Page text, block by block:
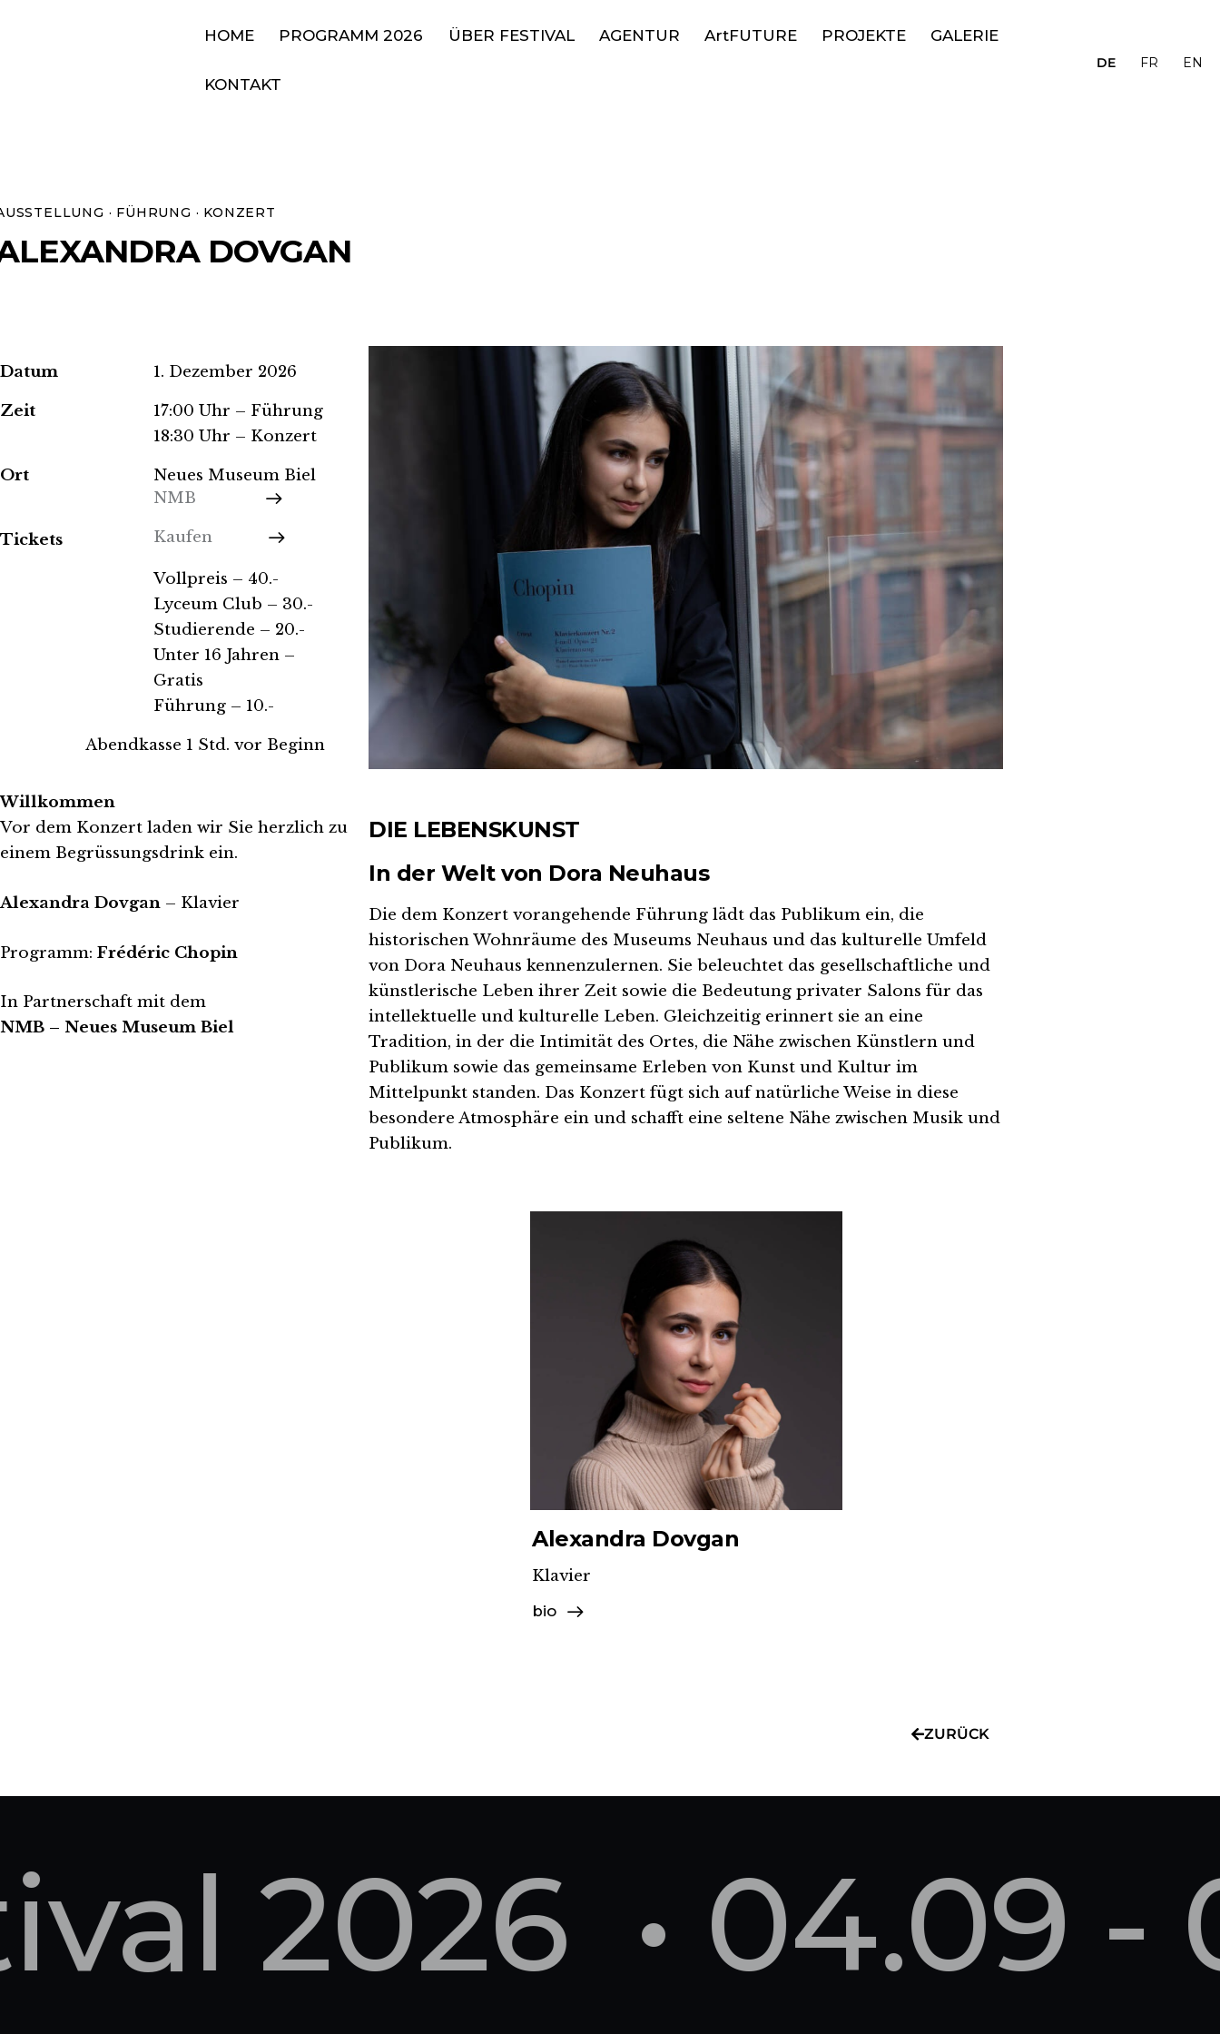
HOME PROGRAMM 2026 ÜBER FESTIVAL AGENTUR ArtFUTURE PROJEKTE GALERIE
KONTAKT
DE FR EN
· FÜHRUNG · KONZERT
DOVGAN
Datum 1. Dezember 2026
Zeit
17:00 Uhr – Führung
18:30 Uhr – Konzert
Ort
Neues Museum Biel
NMB
Tickets Kaufen
Vollpreis – 40.-
Lyceum Club – 30.-
Studierende – 20.-
Unter 16 Jahren –
Gratis
Führung – 10.-
Abendkasse 1 Std. vor Beginn
Willkommen
Vor dem Konzert laden wir Sie herzlich zu
einem Begrüssungsdrink ein.
Alexandra Dovgan – Klavier
Programm: Frédéric Chopin
In Partnerschaft mit dem
NMB – Neues Museum Biel
DIE LEBENSKUNST
In der Welt von Dora Neuhaus
Die dem Konzert vorangehende Führung lädt das Publikum ein, die
historischen Wohnräume des Museums Neuhaus und das kulturelle Umfeld
von Dora Neuhaus kennenzulernen. Sie beleuchtet das gesellschaftliche und
künstlerische Leben ihrer Zeit sowie die Bedeutung privater Salons für das
intellektuelle und kulturelle Leben. Gleichzeitig erinnert sie an eine
Tradition, in der die Intimität des Ortes, die Nähe zwischen Künstlern und
Publikum sowie das gemeinsame Erleben von Kunst und Kultur im
Mittelpunkt standen. Das Konzert fügt sich auf natürliche Weise in diese
besondere Atmosphäre ein und schafft eine seltene Nähe zwischen Musik und
Publikum.
Alexandra Dovgan
Klavier
bio
ZURÜCK
2026 • 04.09 -